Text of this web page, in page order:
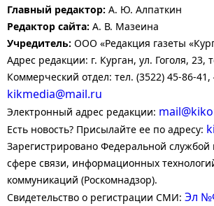
Главный редактор: А. Ю. Алпаткин
Редактор сайта: А. В. Мазеина
Учредитель: ООО «Редакция газеты
Адрес редакции: г. Курган, ул. Гоголя, 23,
Коммерческий отдел: тел. (3522) 45-86-41,
kikmedia@mail.ru
Электронный адрес редакции:
Есть новость? Присылайте ее по адресу:
Зарегистрировано Федеральной службой
сфере связи, информационных
коммуникаций (Роскомнадзор).
Свидетельство о регистрации СМИ: Эл